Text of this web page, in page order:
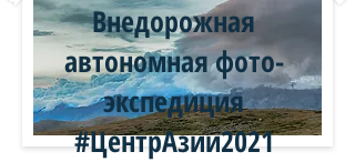
Внедорожная
автономная фото-
экспедиция
#ЦентрАзии2021